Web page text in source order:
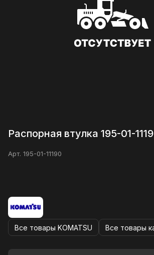
Распорная втулка 195-01-
Арт. 195-01-11190
Все товары KOMATSU Все товары